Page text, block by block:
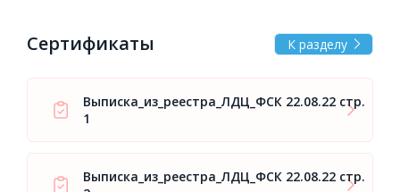
Сертификаты К разделу
Выписка_из_реестра_ЛДЦ_ФСК 22.08.22 стр.
1
Выписка_из_реестра_ЛДЦ_ФСК 22.08.22 стр.